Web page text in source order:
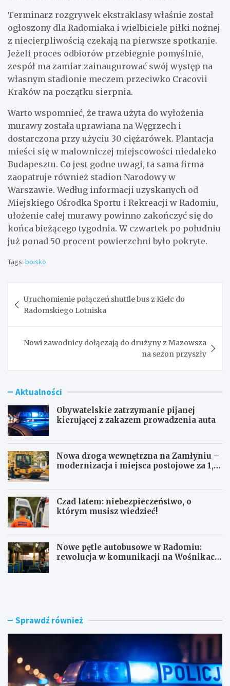
Terminarz rozgrywek ekstraklasy właśnie został
ogłoszony dla Radomiaka i wielbiciele piłki nożnej
z niecierpliwością czekają na pierwsze spotkanie.
Jeżeli proces odbiorów przebiegnie pomyślnie,
zespół ma zamiar zainaugurować swój występ na
własnym stadionie meczem przeciwko Cracovii
Kraków na początku sierpnia.
Warto wspomnieć, że trawa użyta do wyłożenia
murawy została uprawiana na Węgrzech i
dostarczona przy użyciu 30 ciężarówek. Plantacja
mieści się w malowniczej miejscowości niedaleko
Budapesztu. Co jest godne uwagi, ta sama firma
zaopatruje również stadion Narodowy w
Warszawie. Według informacji uzyskanych od
Miejskiego Ośrodka Sportu i Rekreacji w Radomiu,
ułożenie całej murawy powinno zakończyć się do
końca bieżącego tygodnia. W czwartek po południu
już ponad 50 procent powierzchni było pokryte.
Tags: boisko
wpisu
Uruchomienie połączeń shuttle bus z Kielc do
Radomskiego Lotniska
Nowi zawodnicy dołączają do drużyny z Mazowsza
na sezon przyszły
Aktualności
Obywatelskie zatrzymanie pijanej
kierującej z zakazem prowadzenia auta
Nowa droga wewnętrzna na Zamłyniu –
modernizacja i miejsca postojowe za 1,1
Czad latem: niebezpieczeństwo, o
którym musisz wiedzieć!
Nowe pętle autobusowe w Radomiu:
rewolucja w komunikacji na Wośnikach,
O
t
s
k
N
r
a
w
Sprawdź również